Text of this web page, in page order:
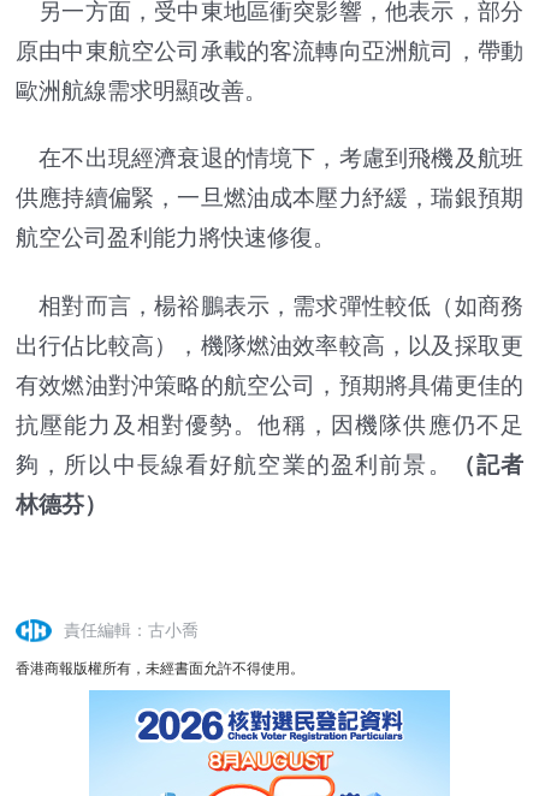
另一方面，受中東地區衝突影響，他表示，部分
原由中東航空公司承載的客流轉向亞洲航司，帶動
歐洲航線需求明顯改善。
在不出現經濟衰退的情境下，考慮到飛機及航班
供應持續偏緊，一旦燃油成本壓力紓緩，瑞銀預期
航空公司盈利能力將快速修復。
相對而言，楊裕鵬表示，需求彈性較低（如商務
出行佔比較高），機隊燃油效率較高，以及採取更
有效燃油對沖策略的航空公司，預期將具備更佳的
抗壓能力及相對優勢。他稱，因機隊供應仍不足
夠，所以中長線看好航空業的盈利前景。
（記者
林德芬）
責任編輯：古小喬
香港商報版權所有，未經書面允許不得使用。